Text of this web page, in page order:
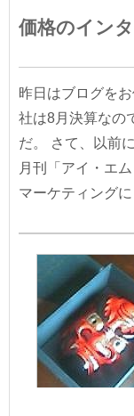
価格のイン
昨日はブログを
社は8月決算なの
だ。 さて、以前
月刊「アイ・エ
マーケティングに